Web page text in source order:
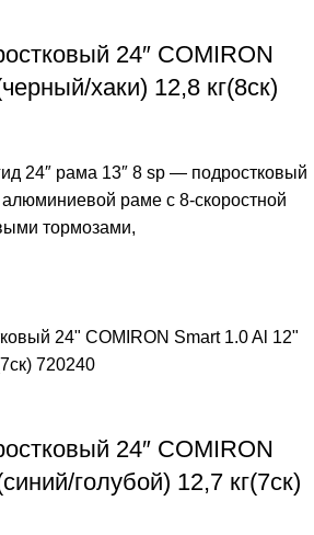
24″ COMIRON
хаки) 12,8 кг(8ск)
24″ рама 13″ 8 sp — подростковый
раме с 8-скоростной
тормозами,
24″ COMIRON
голубой) 12,7 кг(7ск)